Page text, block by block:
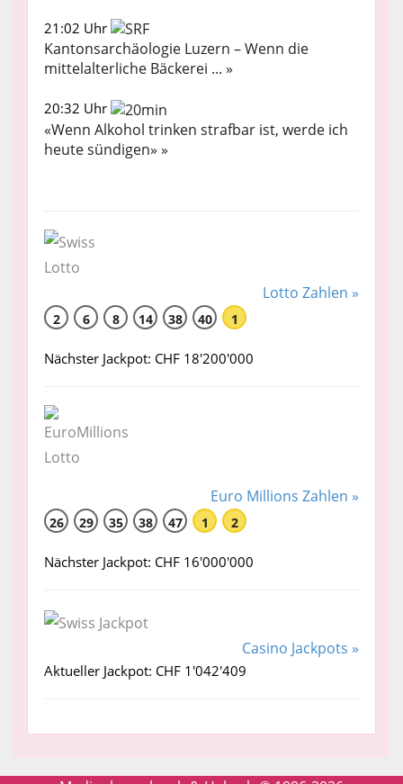
21:02 Uhr
Kantonsarchäologie Luzern – Wenn die
mittelalterliche Bäckerei ... »
20:32 Uhr
«Wenn Alkohol trinken strafbar ist, werde ich
heute sündigen» »
Lotto Zahlen »
2 6 8 14 38 40 1
Nächster Jackpot: CHF 18'200'000
Euro Millions Zahlen »
26 29 35 38 47 1 2
Nächster Jackpot: CHF 16'000'000
Casino Jackpots »
Aktueller Jackpot: CHF 1'042'409